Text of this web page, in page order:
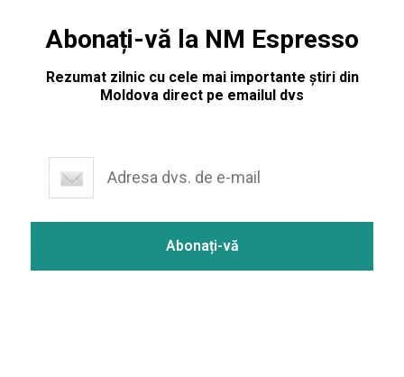
Abonați-vă la NM Espresso
Rezumat zilnic cu cele mai importante știri din
Moldova direct pe emailul dvs